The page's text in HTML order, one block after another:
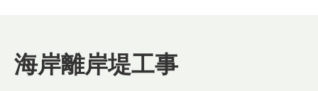
海岸離岸堤工事